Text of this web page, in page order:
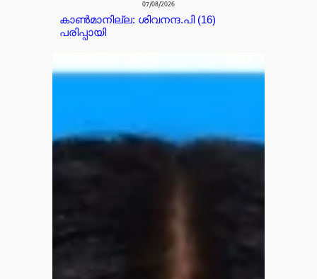
07/08/2026
കാൺമാനില്ല: ശിവനന്ദ.പി (16)
പരിപ്പായി